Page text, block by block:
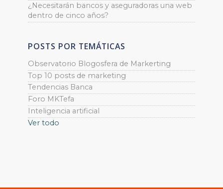
¿Necesitarán bancos y aseguradoras una web
dentro de cinco años?
POSTS POR TEMÁTICAS
Observatorio Blogosfera de Markerting
Top 10 posts de marketing
Tendencias Banca
Foro MKTefa
Inteligencia artificial
Ver todo